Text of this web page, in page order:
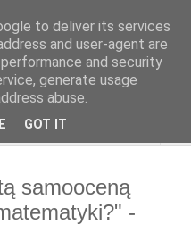
samooceną
-
to deliver its services
and user-agent are
and security
generate usage
abuse.
GOT IT